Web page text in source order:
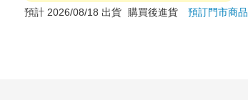
預計 2026/08/18 出貨
購買後進貨預訂門市商品